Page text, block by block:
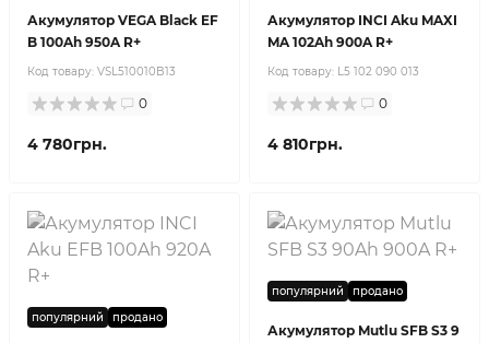
Акумулятор VEGA Black EF
B 100Ah 950A R+
Код товару: VSL510010B13
0
4 780грн.
Акумулятор INCI Aku MAXI
MA 102Ah 900A R+
Код товару: L5 102 090 013
0
4 810грн.
популярний продано
популярний продано
Акумулятор Mutlu SFB S3 9